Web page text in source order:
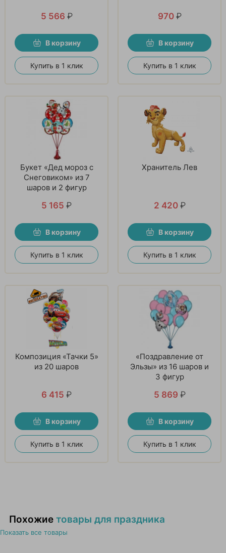
5 566 ₽
В корзину
Купить в 1 клик
970 ₽
В корзину
Купить в 1 клик
Букет «Дед мороз с
Снеговиком» из 7
шаров и 2 фигур
5 165 ₽
В корзину
Купить в 1 клик
Хранитель Лев
2 420 ₽
В корзину
Купить в 1 клик
Композиция «Тачки 5»
из 20 шаров
6 415 ₽
В корзину
Купить в 1 клик
«Поздравление от
Эльзы» из 16 шаров и
3 фигур
5 869 ₽
В корзину
Купить в 1 клик
Похожие товары для праздника
Показать все товары